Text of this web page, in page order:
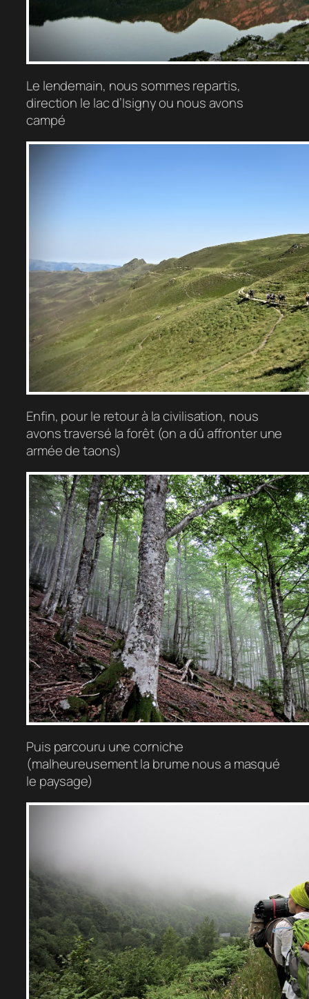
Le lendemain, nous sommes repartis,
direction le lac d’Isigny ou nous avons
campé
Enfin, pour le retour à la civilisation, nous
avons traversé la forêt (on a dû affronter une
armée de taons)
Puis parcouru une corniche
(malheureusement la brume nous a masqué
le paysage)